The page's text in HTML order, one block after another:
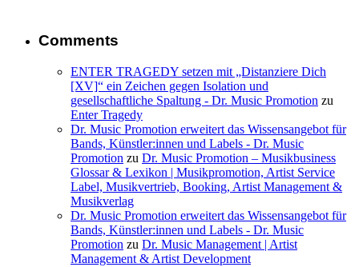
Comments
ENTER TRAGEDY setzen mit „Distanziere Dich
[XV]“ ein Zeichen gegen Isolation und
gesellschaftliche Spaltung - Dr. Music Promotion zu
Enter Tragedy
Dr. Music Promotion erweitert das Wissensangebot für
Bands, Künstler:innen und Labels - Dr. Music
Promotion zu Dr. Music Promotion – Musikbusiness
Glossar & Lexikon | Musikpromotion, Artist Service
Label, Musikvertrieb, Booking, Artist Management &
Musikverlag
Dr. Music Promotion erweitert das Wissensangebot für
Bands, Künstler:innen und Labels - Dr. Music
Promotion zu Dr. Music Management | Artist
Management & Artist Development